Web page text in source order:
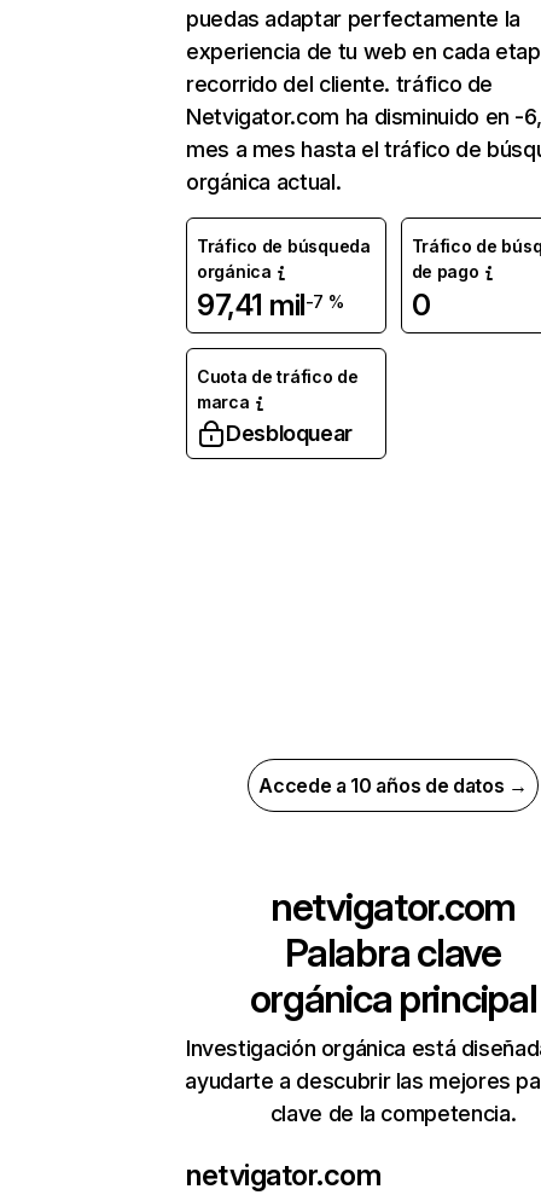
puedas adaptar perfectamente la
experiencia de tu web en cada
recorrido del cliente. tráfico de
Netvigator.com ha disminuido en -
mes a mes hasta el tráfico de
orgánica actual.
Tráfico de búsqueda
orgánica
97,41 mil-7 %
Tráfico de
de pago
0
Cuota de tráfico de
marca
Desbloquear
Accede a 10 años de datos →
netvigator.com
Palabra clave
orgánica principal
Investigación orgánica está
ayudarte a descubrir las mejores
clave de la competencia.
netvigator.com